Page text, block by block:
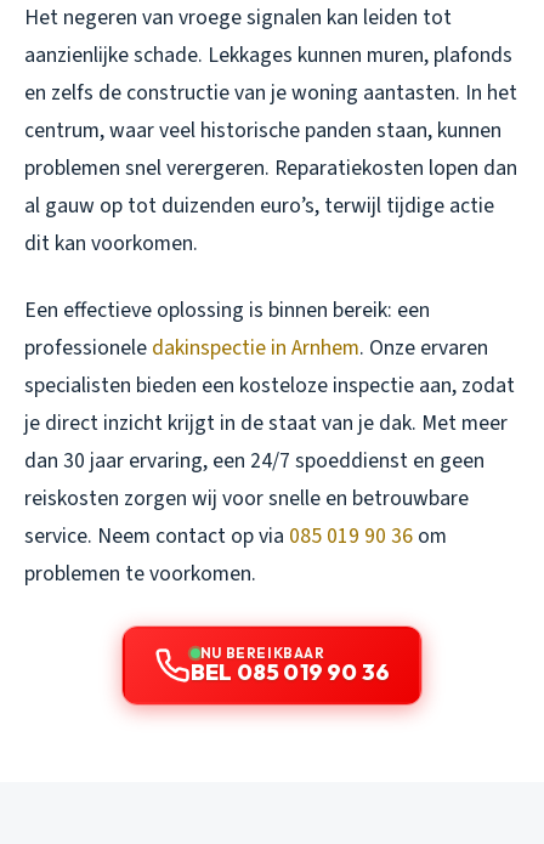
Het negeren van vroege signalen kan leiden tot
aanzienlijke schade. Lekkages kunnen muren, plafonds
en zelfs de constructie van je woning aantasten. In het
centrum, waar veel historische panden staan, kunnen
problemen snel verergeren. Reparatiekosten lopen dan
al gauw op tot duizenden euro’s, terwijl tijdige actie
dit kan voorkomen.
Een effectieve oplossing is binnen bereik: een
professionele dakinspectie in Arnhem. Onze ervaren
specialisten bieden een kosteloze inspectie aan, zodat
je direct inzicht krijgt in de staat van je dak. Met meer
dan 30 jaar ervaring, een 24/7 spoeddienst en geen
reiskosten zorgen wij voor snelle en betrouwbare
service. Neem contact op via 085 019 90 36 om
problemen te voorkomen.
NU BEREIKBAAR
BEL 085 019 90 36